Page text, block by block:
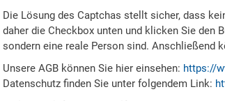
Die Lösung des Captchas stellt sicher, dass
daher die Checkbox unten und klicken Sie den
sondern eine reale Person sind. Anschließend
Unsere AGB können Sie hier einsehen: https://
Datenschutz finden Sie unter folgendem Link: